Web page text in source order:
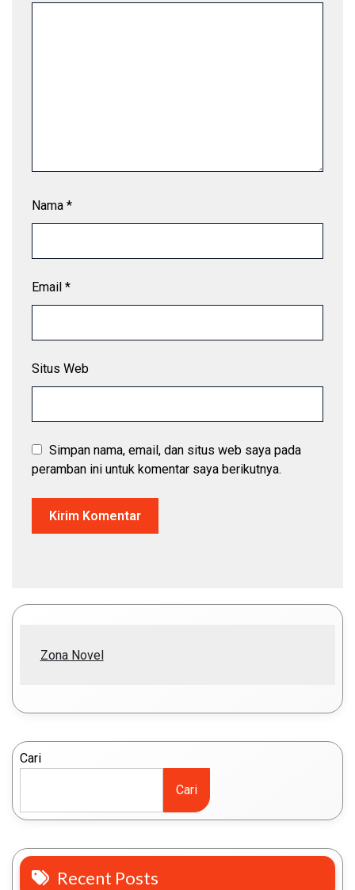
Nama *
Email *
Situs Web
Simpan nama, email, dan situs web saya pada
peramban ini untuk komentar saya berikutnya.
Zona Novel
Cari
Cari
Recent Posts